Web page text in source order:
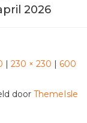
2026
| 230 × 230 | 600
door ThemeIsle